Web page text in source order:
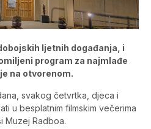
ljetnih događanja, i
program za najmlađe
na otvorenom.
svakog četvrtka, djeca i
u besplatnim filmskim večerima
Muzej Radboa.